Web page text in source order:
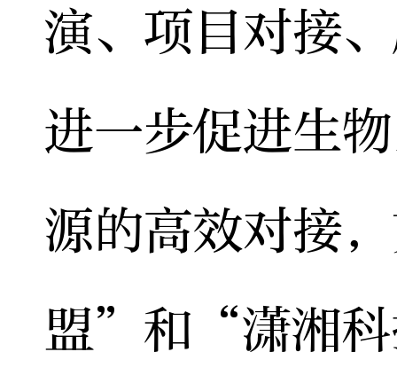
演、项目对接
进一步促进生
源的高效对接
盟”和“潇湘科